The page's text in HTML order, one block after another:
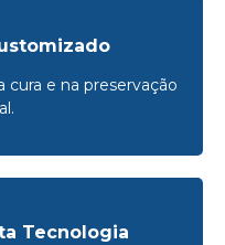
cura e na preservação
Tecnologia